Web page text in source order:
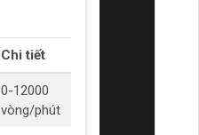
Chi tiết
0-12000
vòng/phút